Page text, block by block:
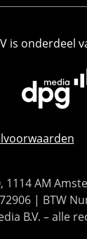
is onderdeel
AM
| BTW
B.V. – alle